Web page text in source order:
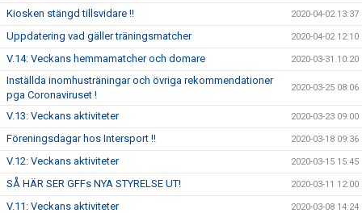
Kiosken stängd tillsvidare !! 2020-04-02 13:37
Uppdatering vad gäller träningsmatcher 2020-04-02 12:10
V.14: Veckans hemmamatcher och domare 2020-03-31 10:20
Inställda inomhusträningar och övriga rekommendationer
pga Coronaviruset !
2020-03-25 08:06
V.13: Veckans aktiviteter 2020-03-23 09:00
Föreningsdagar hos Intersport !! 2020-03-18 09:36
V.12: Veckans aktiviteter 2020-03-15 15:45
SÅ HÄR SER GFFs NYA STYRELSE UT! 2020-03-11 12:00
V.11: Veckans aktiviteter 2020-03-08 14:24